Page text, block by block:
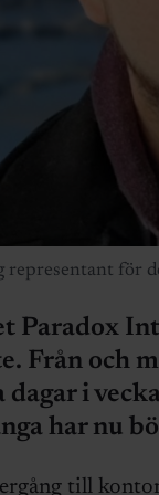
för
Paradox
Från och
i
har nu
till